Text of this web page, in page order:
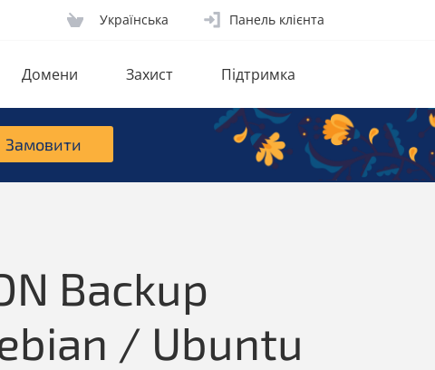
Українська Панель клієнта
Домени Захист Підтримка
Замовити
Backup
/ Ubuntu